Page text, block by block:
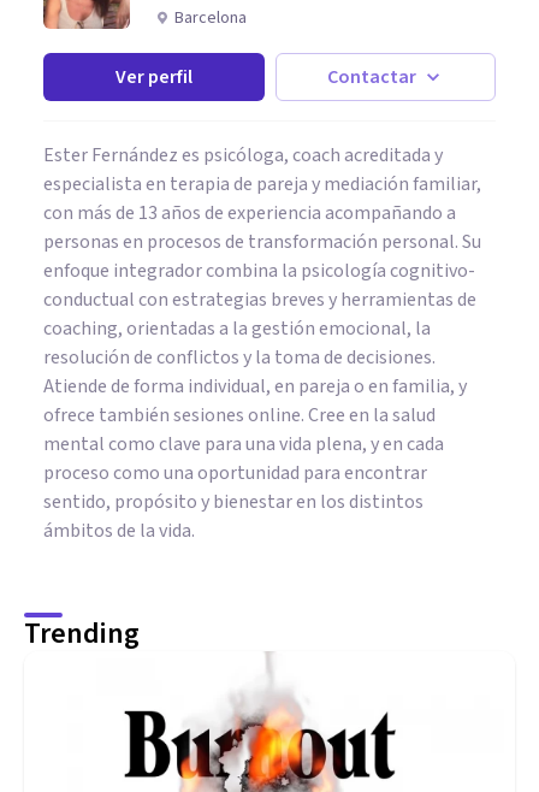
Barcelona
Ver perfil Contactar
Ester Fernández es psicóloga, coach acreditada y
especialista en terapia de pareja y mediación familiar,
con más de 13 años de experiencia acompañando a
personas en procesos de transformación personal. Su
enfoque integrador combina la psicología cognitivo-
conductual con estrategias breves y herramientas de
coaching, orientadas a la gestión emocional, la
resolución de conflictos y la toma de decisiones.
Atiende de forma individual, en pareja o en familia, y
ofrece también sesiones online. Cree en la salud
mental como clave para una vida plena, y en cada
proceso como una oportunidad para encontrar
sentido, propósito y bienestar en los distintos
ámbitos de la vida.
Trending